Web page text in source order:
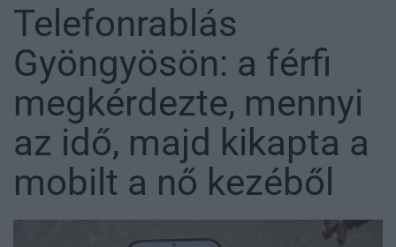
Telefonrablás
Gyöngyösön: a férfi
megkérdezte, mennyi
az idő, majd kikapta a
mobilt a nő kezéből